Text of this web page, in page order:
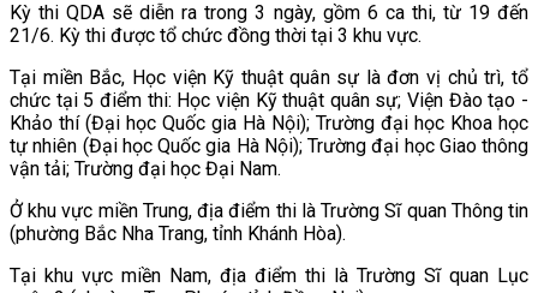
Kỳ thi QDA sẽ diễn ra trong 3 ngày, gồm 6 ca thi, từ 19 đến
21/6. Kỳ thi được tổ chức đồng thời tại 3 khu vực.
Tại miền Bắc, Học viện Kỹ thuật quân sự là đơn vị chủ trì, tổ
chức tại 5 điểm thi: Học viện Kỹ thuật quân sự; Viện Đào tạo -
Khảo thí (Đại học Quốc gia Hà Nội); Trường đại học Khoa học
tự nhiên (Đại học Quốc gia Hà Nội); Trường đại học Giao thông
vận tải; Trường đại học Đại Nam.
Ở khu vực miền Trung, địa điểm thi là Trường Sĩ quan Thông tin
(phường Bắc Nha Trang, tỉnh Khánh Hòa).
Tại khu vực miền Nam, địa điểm thi là Trường Sĩ quan Lục